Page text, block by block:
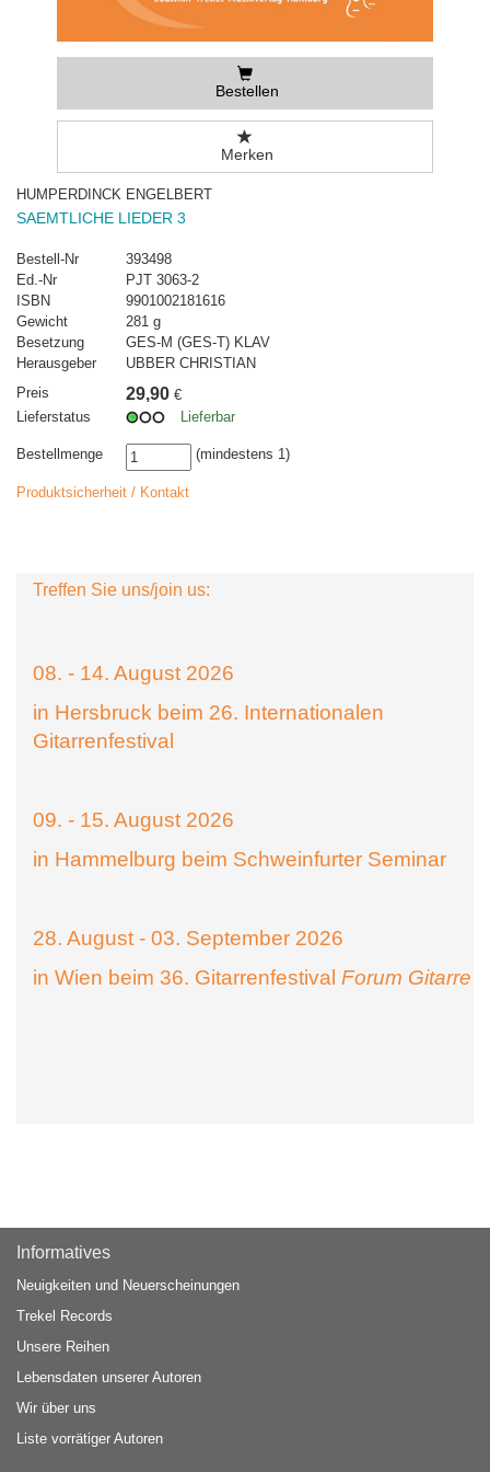
Bestellen
Merken
HUMPERDINCK ENGELBERT
SAEMTLICHE LIEDER 3
Bestell-Nr
393498
Ed.-Nr
PJT 3063-2
ISBN
9901002181616
Gewicht
281 g
Besetzung
GES-M (GES-T) KLAV
Herausgeber
UBBER CHRISTIAN
Preis
29,90 €
Lieferstatus
Lieferbar
Bestellmenge (mindestens 1)
Produktsicherheit / Kontakt
Treffen Sie uns/join us:
08. - 14. August 2026
in Hersbruck beim 26. Internationalen
Gitarrenfestival
09. - 15. August 2026
in Hammelburg beim Schweinfurter Seminar
28. August - 03. September 2026
in Wien beim 36. Gitarrenfestival Forum Gitarre
Informatives
Neuigkeiten und Neuerscheinungen
Trekel Records
Unsere Reihen
Lebensdaten unserer Autoren
Wir über uns
Liste vorrätiger Autoren